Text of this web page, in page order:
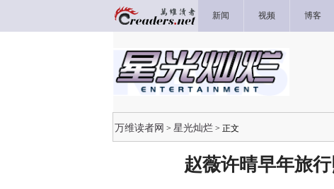
新闻 视频 博客
万维读者网 > 星光灿烂 > 正文
赵薇许晴早年旅